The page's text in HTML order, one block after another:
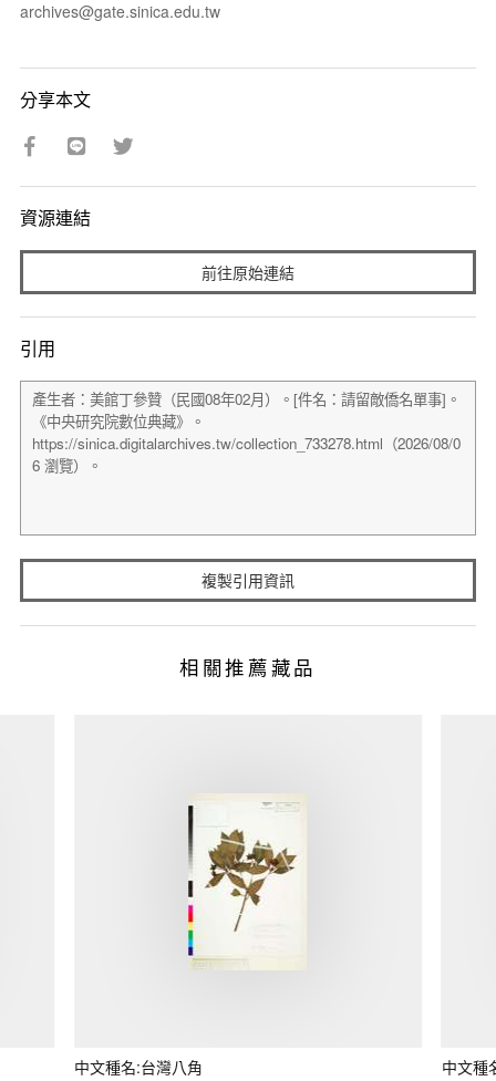
archives@gate.sinica.edu.tw
分享本文
資源連結
前往原始連結
引用
複製引用資訊
相關推薦藏品
中文種名:台灣八角 中文種